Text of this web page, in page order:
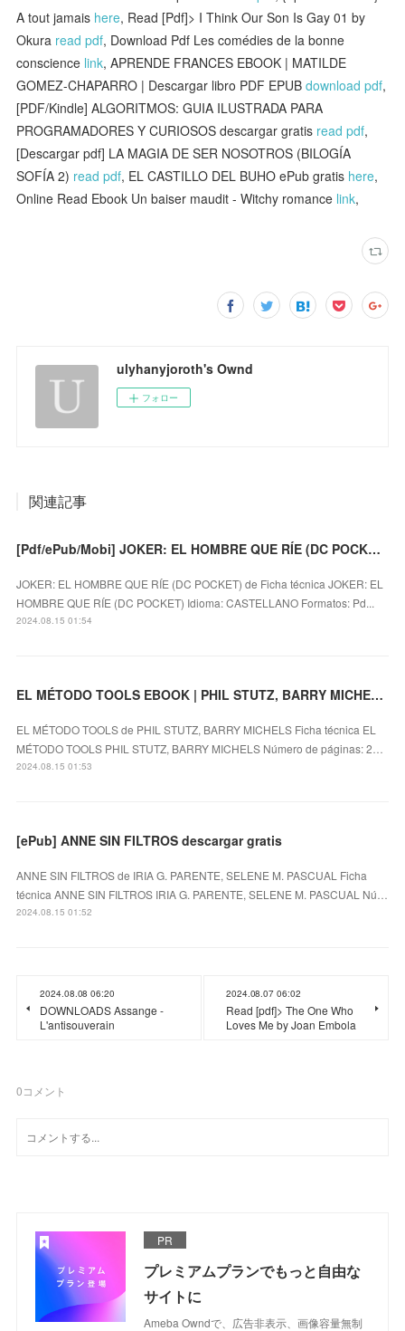
A tout jamais here, Read [Pdf]> I Think Our Son Is Gay 01 by
Okura read pdf, Download Pdf Les comédies de la bonne
conscience link, APRENDE FRANCES EBOOK | MATILDE
GOMEZ-CHAPARRO | Descargar libro PDF EPUBdownload pdf,
[PDF/Kindle] ALGORITMOS: GUIA ILUSTRADA PARA
PROGRAMADORES Y CURIOSOS descargar gratis read pdf,
[Descargar pdf] LA MAGIA DE SER NOSOTROS (BILOGÍA
SOFÍA 2) read pdf, EL CASTILLO DEL BUHO ePub gratis here,
Online Read Ebook Un baiser maudit - Witchy romance link,
ulyhanyjoroth's Ownd
フォロー
関連記事
[Pdf/ePub/Mobi] JOKER: EL HOMBRE QUE RÍE (DC POCKET) - descargar ebook gratis
JOKER: EL HOMBRE QUE RÍE (DC POCKET) de Ficha técnica JOKER: EL
HOMBRE QUE RÍE (DC POCKET) Idioma: CASTELLANO Formatos: Pd...
2024.08.15 01:54
EL MÉTODO TOOLS EBOOK | PHIL STUTZ, BARRY MICHELS | Descargar libro PDF EPUB
EL MÉTODO TOOLS de PHIL STUTZ, BARRY MICHELS Ficha técnica EL
MÉTODO TOOLS PHIL STUTZ, BARRY MICHELS Número de páginas: 2…
2024.08.15 01:53
[ePub] ANNE SIN FILTROS descargar gratis
ANNE SIN FILTROS de IRIA G. PARENTE, SELENE M. PASCUAL Ficha
técnica ANNE SIN FILTROS IRIA G. PARENTE, SELENE M. PASCUAL Nú…
2024.08.15 01:52
2024.08.08 06:20
DOWNLOADS Assange -
L'antisouverain
2024.08.07 06:02
Read [pdf]> The One Who
Loves Me by Joan Embola
0コメント
PR
プレミアムプランでもっと自由な
サイトに
Ameba Owndで、広告非表示、画像容量無制